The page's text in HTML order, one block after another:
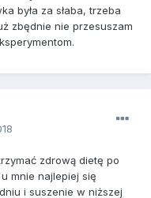
była za słaba, trzeba
zbędnie nie przesuszam
zdrową dietę po
mnie najlepiej się
i suszenie w niższej